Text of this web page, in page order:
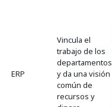
ERP
Vincula el
trabajo de los
departamentos
y da una visión
común de
recursos y